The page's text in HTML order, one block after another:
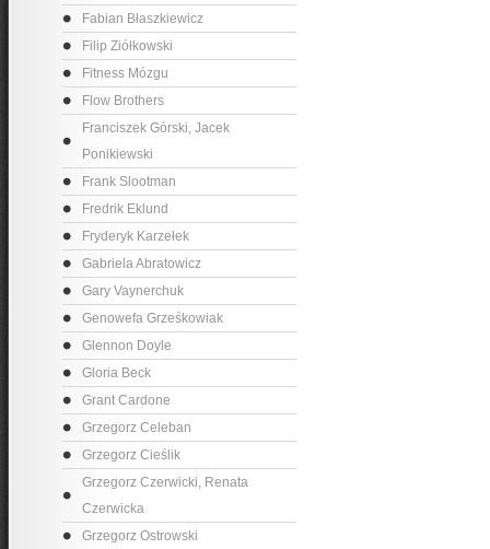
Fabian Błaszkiewicz
Filip Ziółkowski
Fitness Mózgu
Flow Brothers
Franciszek Górski, Jacek
Ponikiewski
Frank Slootman
Fredrik Eklund
Fryderyk Karzełek
Gabriela Abratowicz
Gary Vaynerchuk
Genowefa Grześkowiak
Glennon Doyle
Gloria Beck
Grant Cardone
Grzegorz Celeban
Grzegorz Cieślik
Grzegorz Czerwicki, Renata
Czerwicka
Grzegorz Ostrowski